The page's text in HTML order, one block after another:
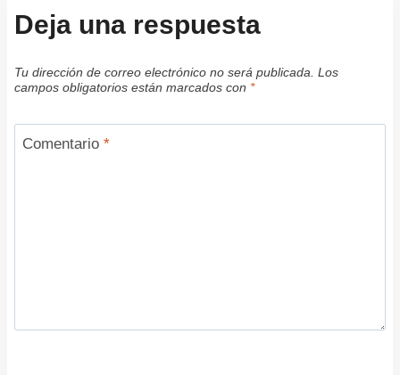
Deja una respuesta
Tu dirección de correo electrónico no será publicada. Los
campos obligatorios están marcados con *
Comentario *